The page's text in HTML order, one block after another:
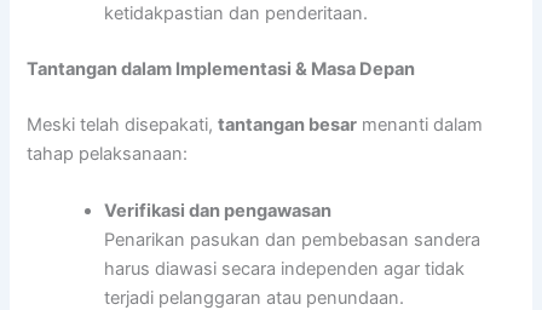
ketidakpastian dan penderitaan.
Tantangan dalam Implementasi & Masa Depan
Meski telah disepakati,tantangan besar menanti dalam
tahap pelaksanaan:
Verifikasi dan pengawasan
Penarikan pasukan dan pembebasan sandera
harus diawasi secara independen agar tidak
terjadi pelanggaran atau penundaan.